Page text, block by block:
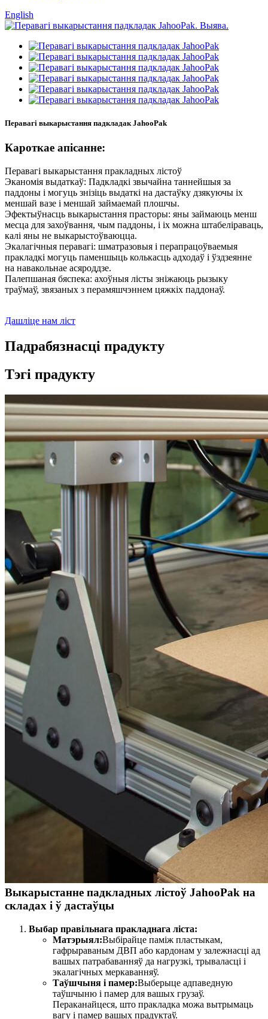
English
Перавагі выкарыстання падкладак JahooPak
Кароткае апісанне:
Перавагі выкарыстання пракладных лістоў
Эканомія выдаткаў: Падкладкі звычайна таннейшыя за
паддоны і могуць знізіць выдаткі на дастаўку дзякуючы іх
меншай вазе і меншай займаемай плошчы.
Эфектыўнасць выкарыстання прасторы: яны займаюць менш
месца для захоўвання, чым паддоны, і іх можна штабеліраваць,
калі яны не выкарыстоўваюцца.
Экалагічныя перавагі: шматразовыя і перапрацоўваемыя
пракладкі могуць паменшыць колькасць адходаў і ўздзеянне
на навакольнае асяроддзе.
Палепшаная бяспека: ахоўныя лісты зніжаюць рызыку
траўмаў, звязаных з перамяшчэннем цяжкіх паддонаў.
Дашліце нам ліст
Падрабязнасці прадукту
Тэгі прадукту
Выкарыстанне падкладных лістоў JahooPak на
складах і ў дастаўцы
Выбар правільнага пракладнага ліста:
Матэрыял:Выбірайце паміж пластыкам,
гафрыраваным ДВП або кардонам у залежнасці ад
вашых патрабаванняў да нагрузкі, трываласці і
экалагічных меркаванняў.
Таўшчыня і памер:Выберыце адпаведную
таўшчыню і памер для вашых грузаў.
Пераканайцеся, што пракладка можа вытрымаць
вагу і памер вашых прадуктаў.